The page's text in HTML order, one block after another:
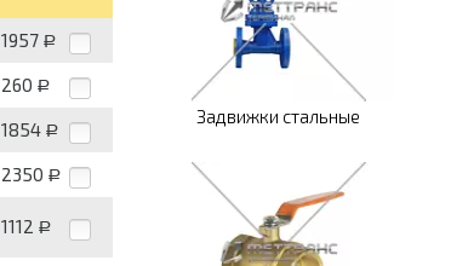
1957 Р
260 Р
1854 Р
2350 Р
1112 Р
Задвижки стальные